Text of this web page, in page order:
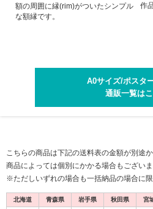
額の周囲に縁(rim)がついたシンプル
な額縁です。
作
A0サイズ/ポスタ
通販一覧は
1
1
1
1
1
こちらの商品は下記の送料表の金額が別途か
商品によっては個別にかかる場合もございま
※ただしいずれの場合も一括納品の場合に限
北海道 青森県 岩手県 秋田県 宮